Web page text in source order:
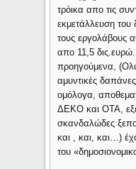
τρόικα απο τις
εκμετάλλευση του
τους εργολάβους
απο 11,5
προηγούμενα,
αμυντικές
ομόλογα,
ΔΕΚΟ και ΟΤΑ,
σκανδαλώδες
και , και, και…)
του